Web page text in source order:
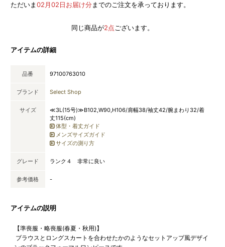
ただいま02月02日お届け分までのご注文を承っております。
同じ商品が2点 ございます。
アイテムの詳細
品番 97100763010
ブランド Select Shop
サイズ
≪3L(15号)≫B102,W90,H106/肩幅38/袖丈42/腕まわり32/着
丈115(cm)
体型・着丈ガイド
メンズサイズガイド
サイズの測り方
グレード ランク４ 非常に良い
参考価格 -
アイテムの説明
【準喪服・略喪服(春夏・秋用)】
ブラウスとロングスカートを合わせたかのようなセットアップ風デザイ